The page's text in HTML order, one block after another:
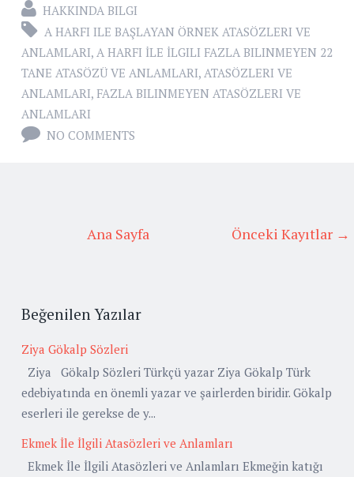
HAKKINDA BILGI
A HARFI ILE BAŞLAYAN ÖRNEK ATASÖZLERI VE
ANLAMLARI, A HARFI İLE İLGILI FAZLA BILINMEYEN 22
TANE ATASÖZÜ VE ANLAMLARI, ATASÖZLERI VE
ANLAMLARI, FAZLA BILINMEYEN ATASÖZLERI VE
ANLAMLARI
NO COMMENTS
Önceki Kayıtlar →
Ana Sayfa
Beğenilen Yazılar
Ziya Gökalp Sözleri
Ziya Gökalp Sözleri Türkçü yazar Ziya Gökalp Türk
edebiyatında en önemli yazar ve şairlerden biridir. Gökalp
eserleri ile gerekse de y...
Ekmek İle İlgili Atasözleri ve Anlamları
Ekmek İle İlgili Atasözleri ve Anlamları Ekmeğin katığı